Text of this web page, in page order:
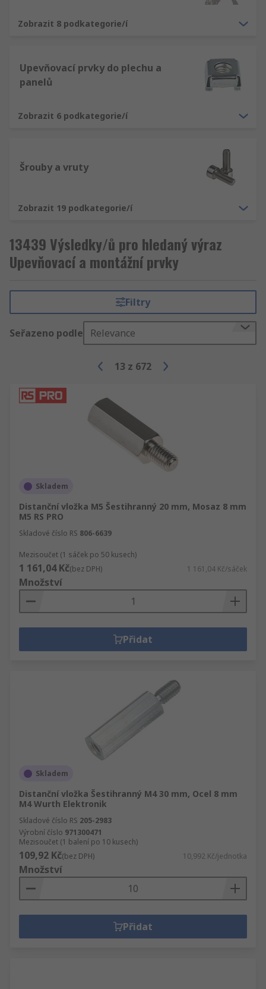
Zobrazit 8 podkategorie/í
Upevňovací prvky do plechu a
panelů
Zobrazit 6 podkategorie/í
Šrouby a vruty
Zobrazit 19 podkategorie/í
13439 Výsledky/ů pro hledaný výraz
Upevňovací a montážní prvky
Filtry
Seřazeno podle Relevance
13 z 672
Skladem
Distanční vložka M5 Šestihranný 20 mm, Mosaz 8 mm
M5 RS PRO
Skladové číslo RS 806-6639
Mezisoučet (1 sáček po 50 kusech)
1 161,04 Kč(bez DPH) 1 161,04 Kč/sáček
Množství
Přidat
Skladem
Distanční vložka Šestihranný M4 30 mm, Ocel 8 mm
M4 Wurth Elektronik
Skladové číslo RS 205-2983
Výrobní číslo 971300471
Mezisoučet (1 balení po 10 kusech)
109,92 Kč(bez DPH) 10,992 Kč/jednotka
Množství
Přidat